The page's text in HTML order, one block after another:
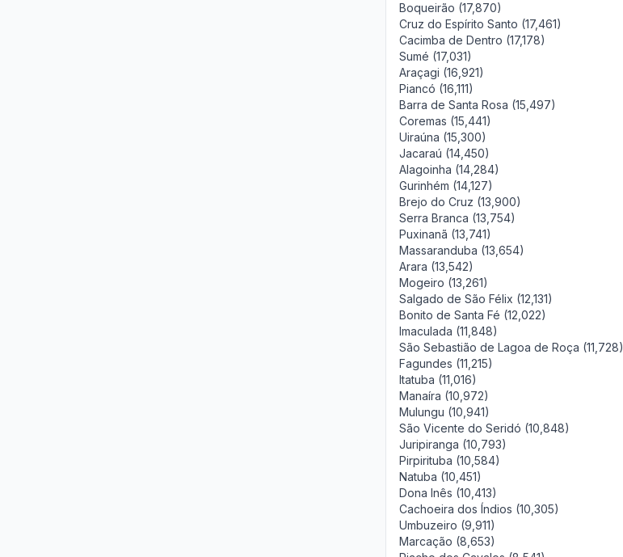
Boqueirão (17,870)
Cruz do Espírito Santo (17,461)
Cacimba de Dentro (17,178)
Sumé (17,031)
Araçagi (16,921)
Piancó (16,111)
Barra de Santa Rosa (15,497)
Coremas (15,441)
Uiraúna (15,300)
Jacaraú (14,450)
Alagoinha (14,284)
Gurinhém (14,127)
Brejo do Cruz (13,900)
Serra Branca (13,754)
Puxinanã (13,741)
Massaranduba (13,654)
Arara (13,542)
Mogeiro (13,261)
Salgado de São Félix (12,131)
Bonito de Santa Fé (12,022)
Imaculada (11,848)
São Sebastião de Lagoa de Roça (11,728)
Fagundes (11,215)
Itatuba (11,016)
Manaíra (10,972)
Mulungu (10,941)
São Vicente do Seridó (10,848)
Juripiranga (10,793)
Pirpirituba (10,584)
Natuba (10,451)
Dona Inês (10,413)
Cachoeira dos Índios (10,305)
Umbuzeiro (9,911)
Marcação (8,653)